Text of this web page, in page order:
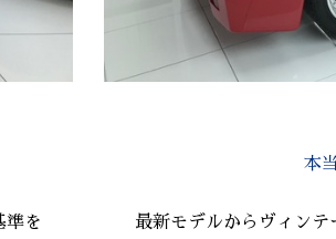
準を
本
最新モデルからヴィン